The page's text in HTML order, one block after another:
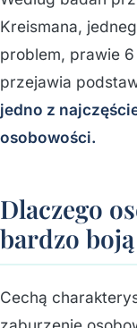
Kreismana,
problem, prawie
przejawia
jedno z
osobowości.
Dlaczego
bardzo
Cechą